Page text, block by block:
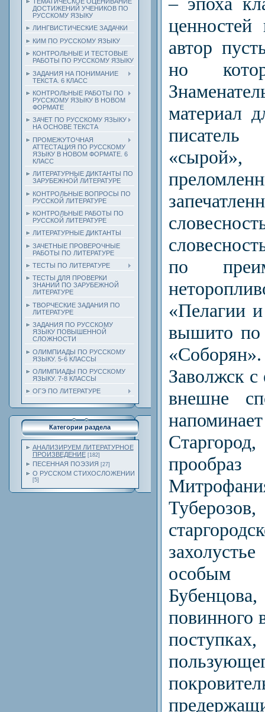
ДОСТИЖЕНИЙ УЧЕНИКОВ ПО
РУССКОМУ ЯЗЫКУ
ЛИНГВИСТИЧЕСКИЕ ЗАДАЧКИ
КИМ ПО РУССКОМУ ЯЗЫКУ
КОНТРОЛЬНЫЕ И ТЕСТОВЫЕ
РАБОТЫ ПО РУССКОМУ ЯЗЫКУ
ЗАДАНИЯ НА ПОНИМАНИЕ
ТЕКСТА. 6 КЛАСС
КОНТРОЛЬНЫЕ РАБОТЫ ПО
РУССКОМУ ЯЗЫКУ В НОВОМ
ФОРМАТЕ
ЗАЧЕТ ПО РУССКОМУ ЯЗЫКУ
НА ОСНОВЕ ТЕКСТА
ПРОМЕЖУТОЧНАЯ
АТТЕСТАЦИЯ ПО РУССКОМУ
ЯЗЫКУ В НОВОМ ФОРМАТЕ. 6
КЛАСС
ЛИТЕРАТУРНЫЕ ДИКТАНТЫ ПО
ЗАРУБЕЖНОЙ ЛИТЕРАТУРЕ
КОНТРОЛЬНЫЕ ВОПРОСЫ ПО
РУССКОЙ ЛИТЕРАТУРЕ
КОНТРОЛЬНЫЕ РАБОТЫ ПО
РУССКОЙ ЛИТЕРАТУРЕ
ЛИТЕРАТУРНЫЕ ДИКТАНТЫ
ЗАЧЕТНЫЕ ПРОВЕРОЧНЫЕ
РАБОТЫ ПО ЛИТЕРАТУРЕ
ТЕСТЫ ПО ЛИТЕРАТУРЕ
ТЕСТЫ ДЛЯ ПРОВЕРКИ
ЗНАНИЙ ПО ЗАРУБЕЖНОЙ
ЛИТЕРАТУРЕ
ТВОРЧЕСКИЕ ЗАДАНИЯ ПО
ЛИТЕРАТУРЕ
ЗАДАНИЯ ПО РУССКОМУ
ЯЗЫКУ ПОВЫШЕННОЙ
СЛОЖНОСТИ
ОЛИМПИАДЫ ПО РУССКОМУ
ЯЗЫКУ. 5-6 КЛАССЫ
ОЛИМПИАДЫ ПО РУССКОМУ
ЯЗЫКУ. 7-8 КЛАССЫ
ОГЭ ПО ЛИТЕРАТУРЕ
Категории раздела
АНАЛИЗИРУЕМ ЛИТЕРАТУРНОЕ
ПРОИЗВЕДЕНИЕ [182]
ПЕСЕННАЯ ПОЭЗИЯ [27]
О РУССКОМ СТИХОСЛОЖЕНИИ
[5]
автор
но
материал
по
«Пелагии
вышито по
Заволжск с
внешне
особым
повинного